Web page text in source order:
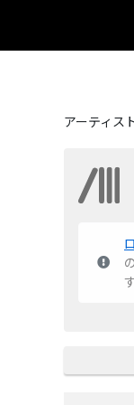
アーティス